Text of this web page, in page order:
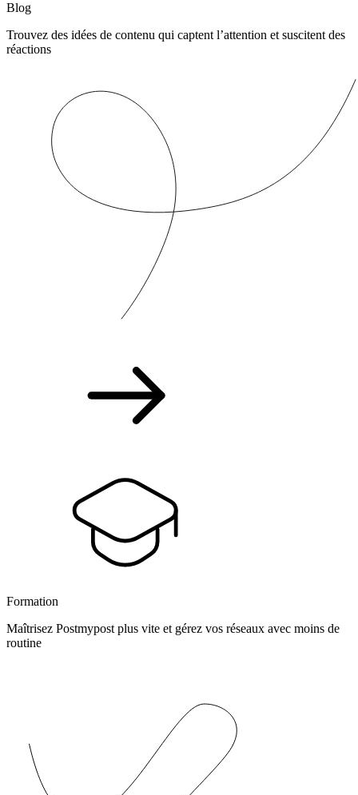
Blog
Trouvez des idées de contenu qui captent l’attention et suscitent des
réactions
Formation
Maîtrisez Postmypost plus vite et gérez vos réseaux avec moins de
routine